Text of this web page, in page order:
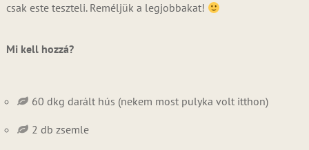
csak este teszteli. Reméljük a legjobbakat!
Mi kell hozzá?
60 dkg darált hús (nekem most pulyka volt itthon)
2 db zsemle